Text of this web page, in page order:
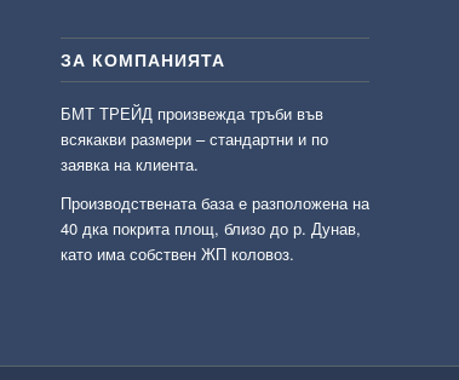
ЗА КОМПАНИЯТА
БМТ ТРЕЙД произвежда тръби във
всякакви размери – стандартни и по
заявка на клиента.
Производствената база е разположена на
40 дка покрита площ, близо до р. Дунав,
като има собствен ЖП коловоз.